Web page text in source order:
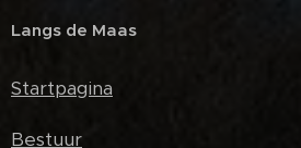
Langs de Maas
Startpagina
Bestuur